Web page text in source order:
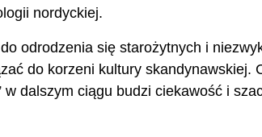
nordyckiej.
odrodzenia się starożytnych i
do korzeni kultury skandynawskiej.
dalszym ciągu budzi ciekawość i